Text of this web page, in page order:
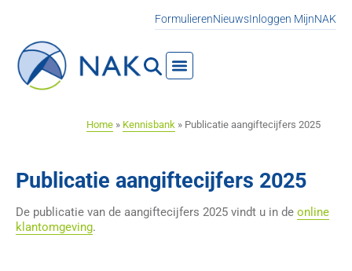
FormulierenNieuwsInloggen MijnNAK
Home » Kennisbank » Publicatie aangiftecijfers 2025
Publicatie aangiftecijfers 2025
De publicatie van de aangiftecijfers 2025 vindt u in de online
klantomgeving.